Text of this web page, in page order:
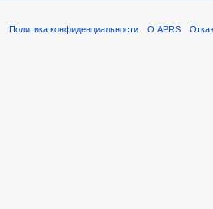
Политика конфиденциальности О APRS